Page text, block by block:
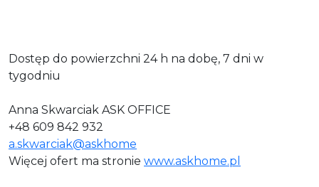
Dostęp do powierzchni 24 h na dobę, 7 dni w
tygodniu
Anna Skwarciak ASK OFFICE
+48 609 842 932
a.skwarciak@askhome
Więcej ofert ma stronie www.askhome.pl